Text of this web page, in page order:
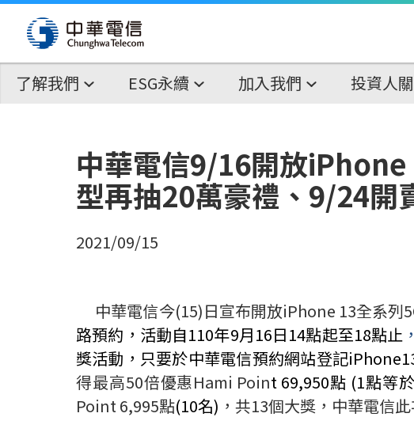
了解我們 ESG永續 加入我們 投資人
中華電信9/16開放
型再抽20萬豪禮、9/24
2021/09/15
中華電信今(15)日宣布開放iPhone 13全系列
路預約，活動自110年9月16日14點起至18點止 ，
獎活動，只要於中華電信預約網站登記
得最高50倍優惠Hami Point 69,950點 (1點等於
Point 6,995點(10名) ，共13個大獎，中華電信